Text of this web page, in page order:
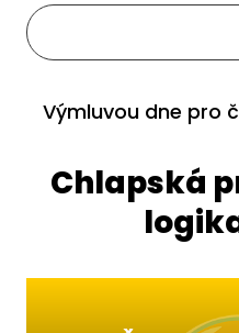
Výmluvou dne pro
Chlapská